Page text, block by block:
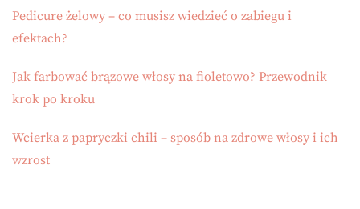
Pedicure żelowy – co musisz wiedzieć o zabiegu i
efektach?
Jak farbować brązowe włosy na fioletowo? Przewodnik
krok po kroku
Wcierka z papryczki chili – sposób na zdrowe włosy i ich
wzrost